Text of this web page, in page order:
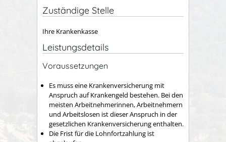
Zuständige Stelle
Ihre Krankenkasse
Leistungsdetails
Voraussetzungen
Es muss eine Krankenversicherung mit
Anspruch auf Krankengeld bestehen. Bei den
meisten Arbeitnehmerinnen, Arbeitnehmern
und Arbeitslosen ist dieser Anspruch in der
gesetzlichen Krankenversicherung enthalten.
Die Frist für die Lohnfortzahlung ist